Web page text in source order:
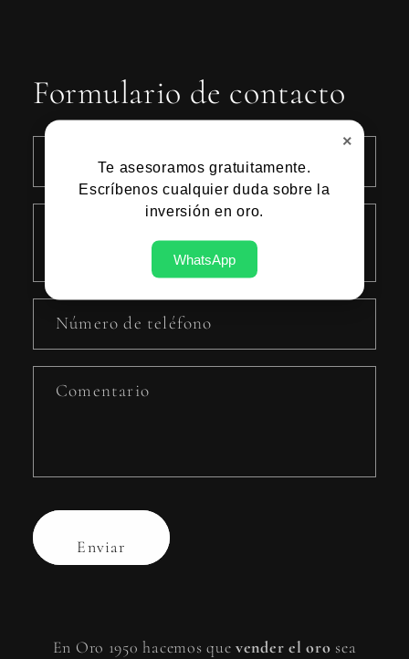
Formulario de contacto
Nombre
Número de teléfono
Comentario
Enviar
En Oro 1950 hacemos que vender el oro sea
×
Te asesoramos gratuitamente.
Escríbenos cualquier duda sobre la
inversión en oro.
WhatsApp